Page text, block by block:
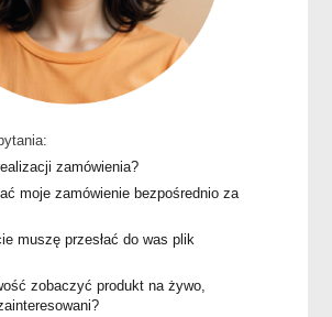
zamówienia?
moje zamówienie bezpośrednio za
muszę przesłać do was plik
zobaczyć produkt na żywo,